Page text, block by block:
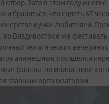
отбор. Зато в этом году
и браниться, что сидеть 67
кучки любителей.
во Владивостоке же
тематических
анимешные посиделки
фанаты, по инициативе
главным организатором.